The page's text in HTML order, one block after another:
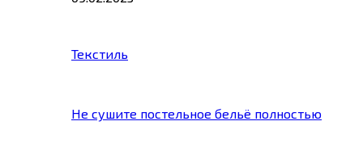
Текстиль
Не сушите постельное бельё полностью